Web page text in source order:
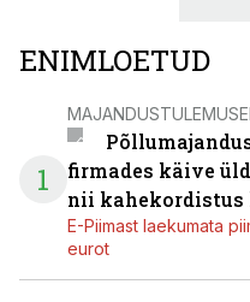
ENIMLOETUD
1
firmades käive
nii kahekordistus
E-Piimast laekumata
eurot